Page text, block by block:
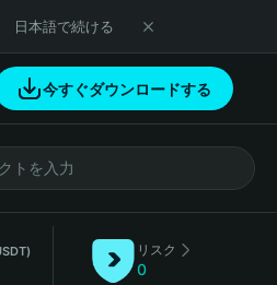
日本語で続ける
今すぐダウンロードする
リスク
0